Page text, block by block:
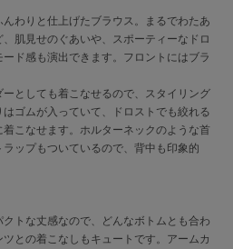
わりと仕上げたブラウス。まるでわたあ
肌見せのぐあいや、スポーティーなドロ
ド感も演出できます。フロントにはブラ
としても着こなせるので、スタイリング
ゴムが入っていて、ドロストでも絞れる
こなせます。ホルターネックのような首
ップもついているので、背中も印象的
トな丈感なので、どんなボトムとも合わ
との着こなしもキュートです。アームカ